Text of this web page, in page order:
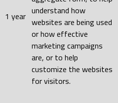
1 year understand how
websites are being used
or how effective
marketing campaigns
are, or to help
customize the websites
for visitors.